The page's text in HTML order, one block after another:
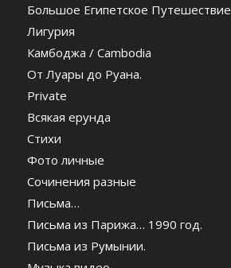
Большое Египетское Путешествие
Лигурия
Камбоджа / Cambodia
От Луары до Руана.
Private
Всякая ерунда
Стихи
Фото личные
Сочинения разные
Письма…
Письма из Парижа… 1990 год.
Письма из Румынии.